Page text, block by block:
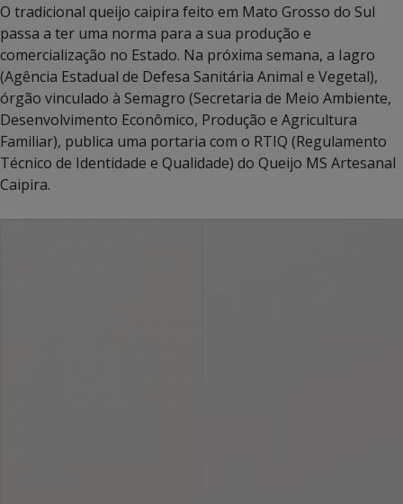
O tradicional queijo caipira feito em Mato Grosso do Sul
passa a ter uma norma para a sua produção e
comercialização no Estado. Na próxima semana, a Iagro
(Agência Estadual de Defesa Sanitária Animal e Vegetal),
órgão vinculado à Semagro (Secretaria de Meio Ambiente,
Desenvolvimento Econômico, Produção e Agricultura
Familiar), publica uma portaria com o RTIQ (Regulamento
Técnico de Identidade e Qualidade) do Queijo MS Artesanal
Caipira.